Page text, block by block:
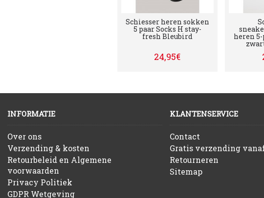
Schiesser heren sokken
5 paar Socks H stay-
fresh Bleubird
24,95€
heren
INFORMATIE
Over ons
Verzending & kosten
Retourbeleid en Algemene
voorwaarden
Privacy Politiek
GDPR Wetgeving
KLANTENSERVICE
Contact
Gratis verzending
Retourneren
Sitemap